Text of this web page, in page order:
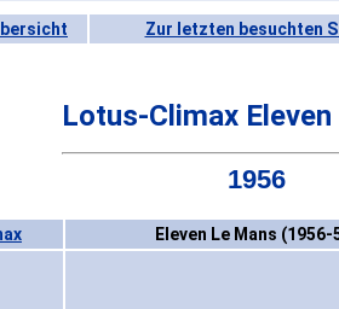
Zur letzten besuchten
Lotus-Climax
1956
Eleven Le Mans (1956-